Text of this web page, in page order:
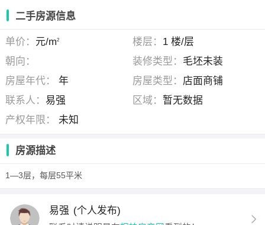
二手房源信息
单价： 元/m2 楼层： 1 楼/层
朝向：
装修类型： 毛坯未装
房屋年代：
年 房屋类型： 店面商铺
联系人： 易强 区域： 暂无数据
产权年限：
未知
房源描述
1—3层，每层55平米
易强 (个人发布)